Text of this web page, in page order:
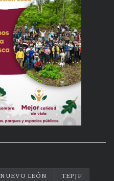
NUEVO LEÓN
TEPJF